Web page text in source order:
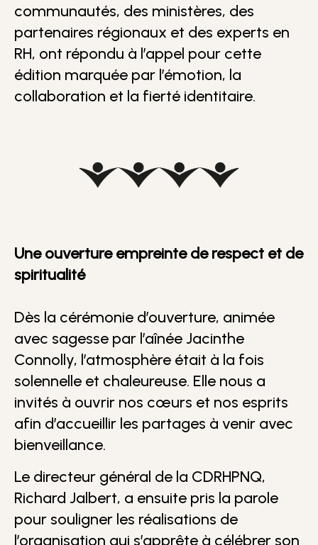
communautés, des ministères, des
partenaires régionaux et des experts en
RH, ont répondu à l’appel pour cette
édition marquée par l’émotion, la
collaboration et la fierté identitaire.
Une ouverture empreinte de respect et de
spiritualité
Dès la cérémonie d’ouverture, animée
avec sagesse par l’aînée Jacinthe
Connolly, l’atmosphère était à la fois
solennelle et chaleureuse. Elle nous a
invités à ouvrir nos cœurs et nos esprits
afin d’accueillir les partages à venir avec
bienveillance.
Le directeur général de la CDRHPNQ,
Richard Jalbert, a ensuite pris la parole
pour souligner les réalisations de
l’organisation qui s’apprête à célébrer son